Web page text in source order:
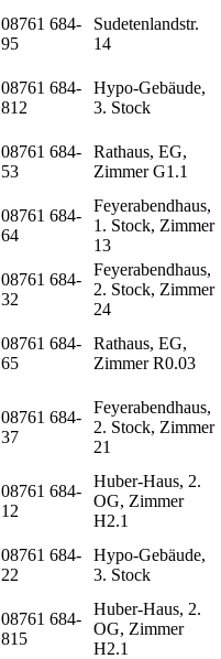
08761 684-
95
Sudetenlandstr.
14
08761 684-
812
Hypo-Gebäude,
3. Stock
08761 684-
53
Rathaus, EG,
Zimmer G1.1
08761 684-
64
Feyerabendhaus,
1. Stock, Zimmer
13
08761 684-
32
Feyerabendhaus,
2. Stock, Zimmer
24
08761 684-
65
Rathaus, EG,
Zimmer R0.03
08761 684-
37
Feyerabendhaus,
2. Stock, Zimmer
21
08761 684-
12
Huber-Haus, 2.
OG, Zimmer
H2.1
08761 684-
22
Hypo-Gebäude,
3. Stock
08761 684-
815
Huber-Haus, 2.
OG, Zimmer
H2.1